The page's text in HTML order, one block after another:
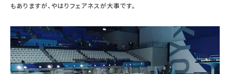
もありますが、やはりフェアネスが大事です。